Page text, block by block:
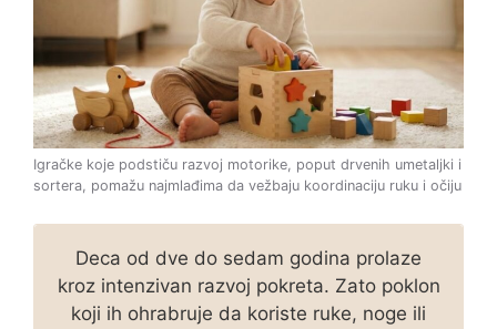
Igračke koje podstiču razvoj motorike, poput drvenih umetaljki i
sortera, pomažu najmlađima da vežbaju koordinaciju ruku i očiju
Deca od dve do sedam godina prolaze
kroz intenzivan razvoj pokreta. Zato poklon
koji ih ohrabruje da koriste ruke, noge ili